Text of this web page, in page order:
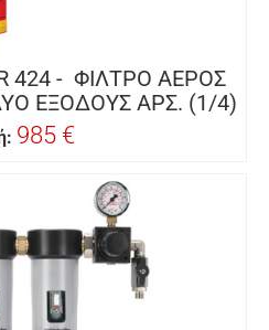
424 - ΦΙΛΤΡΟ ΑΕΡΟΣ
ΕΞΟΔΟΥΣ ΑΡΣ. (1/4)
985 €